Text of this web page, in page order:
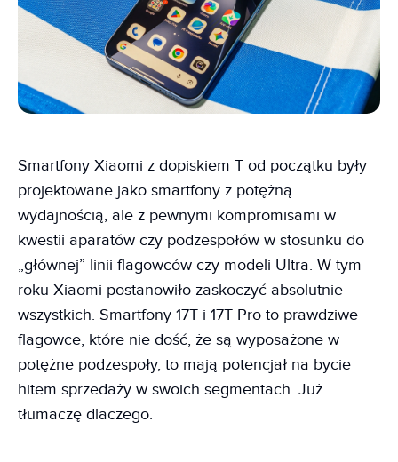
Smartfony Xiaomi z dopiskiem T od początku były
projektowane jako smartfony z potężną
wydajnością, ale z pewnymi kompromisami w
kwestii aparatów czy podzespołów w stosunku do
„głównej” linii flagowców czy modeli Ultra. W tym
roku Xiaomi postanowiło zaskoczyć absolutnie
wszystkich. Smartfony 17T i 17T Pro to prawdziwe
flagowce, które nie dość, że są wyposażone w
potężne podzespoły, to mają potencjał na bycie
hitem sprzedaży w swoich segmentach. Już
tłumaczę dlaczego.